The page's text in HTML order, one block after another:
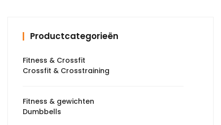
Productcategorieën
Fitness & Crossfit
Crossfit & Crosstraining
Fitness & gewichten
Dumbbells